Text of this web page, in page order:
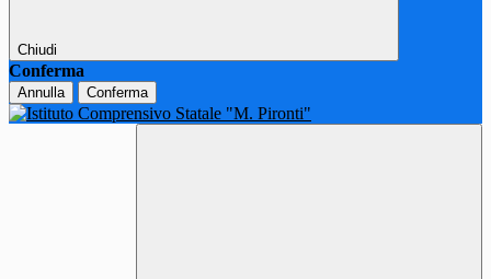
Chiudi
Conferma
Annulla Conferma